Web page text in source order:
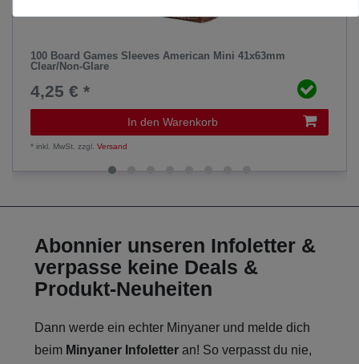
100 Board Games Sleeves American Mini 41x63mm
Clear/Non-Glare
4,25 € *
In den Warenkorb
*inkl. MwSt. zzgl.Versand
Abonnier unseren Infoletter &
verpasse keine Deals &
Produkt-Neuheiten
Dann werde ein echter Minyaner und melde dich
beim Minyaner Infoletter an! So verpasst du nie,